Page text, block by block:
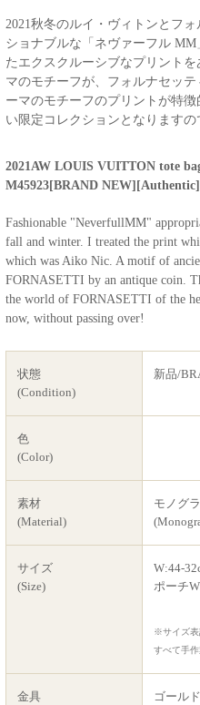
2021秋冬のルイ・ヴィトンとフ
ショナブルな「ネヴァーフル
たエクスクルーシブなプリント
マのモチーフが、フォルナセッ
ーマのモチーフのプリントが特
い限定コレクションとなりますの
2021AW LOUIS VUITTON tote
M45923[BRAND NEW][Authentic]
Fashionable "NeverfullMM"
fall and winter. I treated the print
which was Aiko Nic. A motif of
FORNASETTI by an antique coin.
the world of FORNASETTI of the
now, without passing over!
状態
(Condition)
新品/
色
(Color)
素材
(Material)
モノグ
サイズ
(Size)
W:44-
ポーチ
※サイズ表
すべて手
金具
ゴール